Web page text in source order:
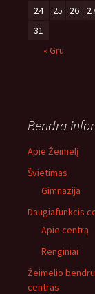
24
25 26
31
« Gru
Bendra
Apie Žeimelį
Švietimas
Gimnazija
Daugiafunkcis
Apie centrą
Renginiai
Žeimelio
centras